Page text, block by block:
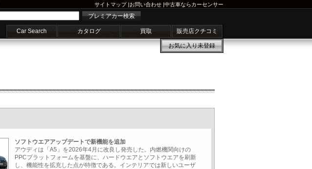
サイトマップ|お問い合わせ |中古車ならカーセンサー
プレミアカー検索
Car Search カタログ 買取 販売店クチコミ
お気に入り未登録
ソフトウエアアップデートで新機能を追加
アウディは「A5」を2026年4月に改良し発売した。内燃機関向けの
PPCプラットフォームを基盤に、ハードウエアとソフトウエアを刷新
し、機能性を拡充した点が特徴である。インテリアでは新しいユーザ